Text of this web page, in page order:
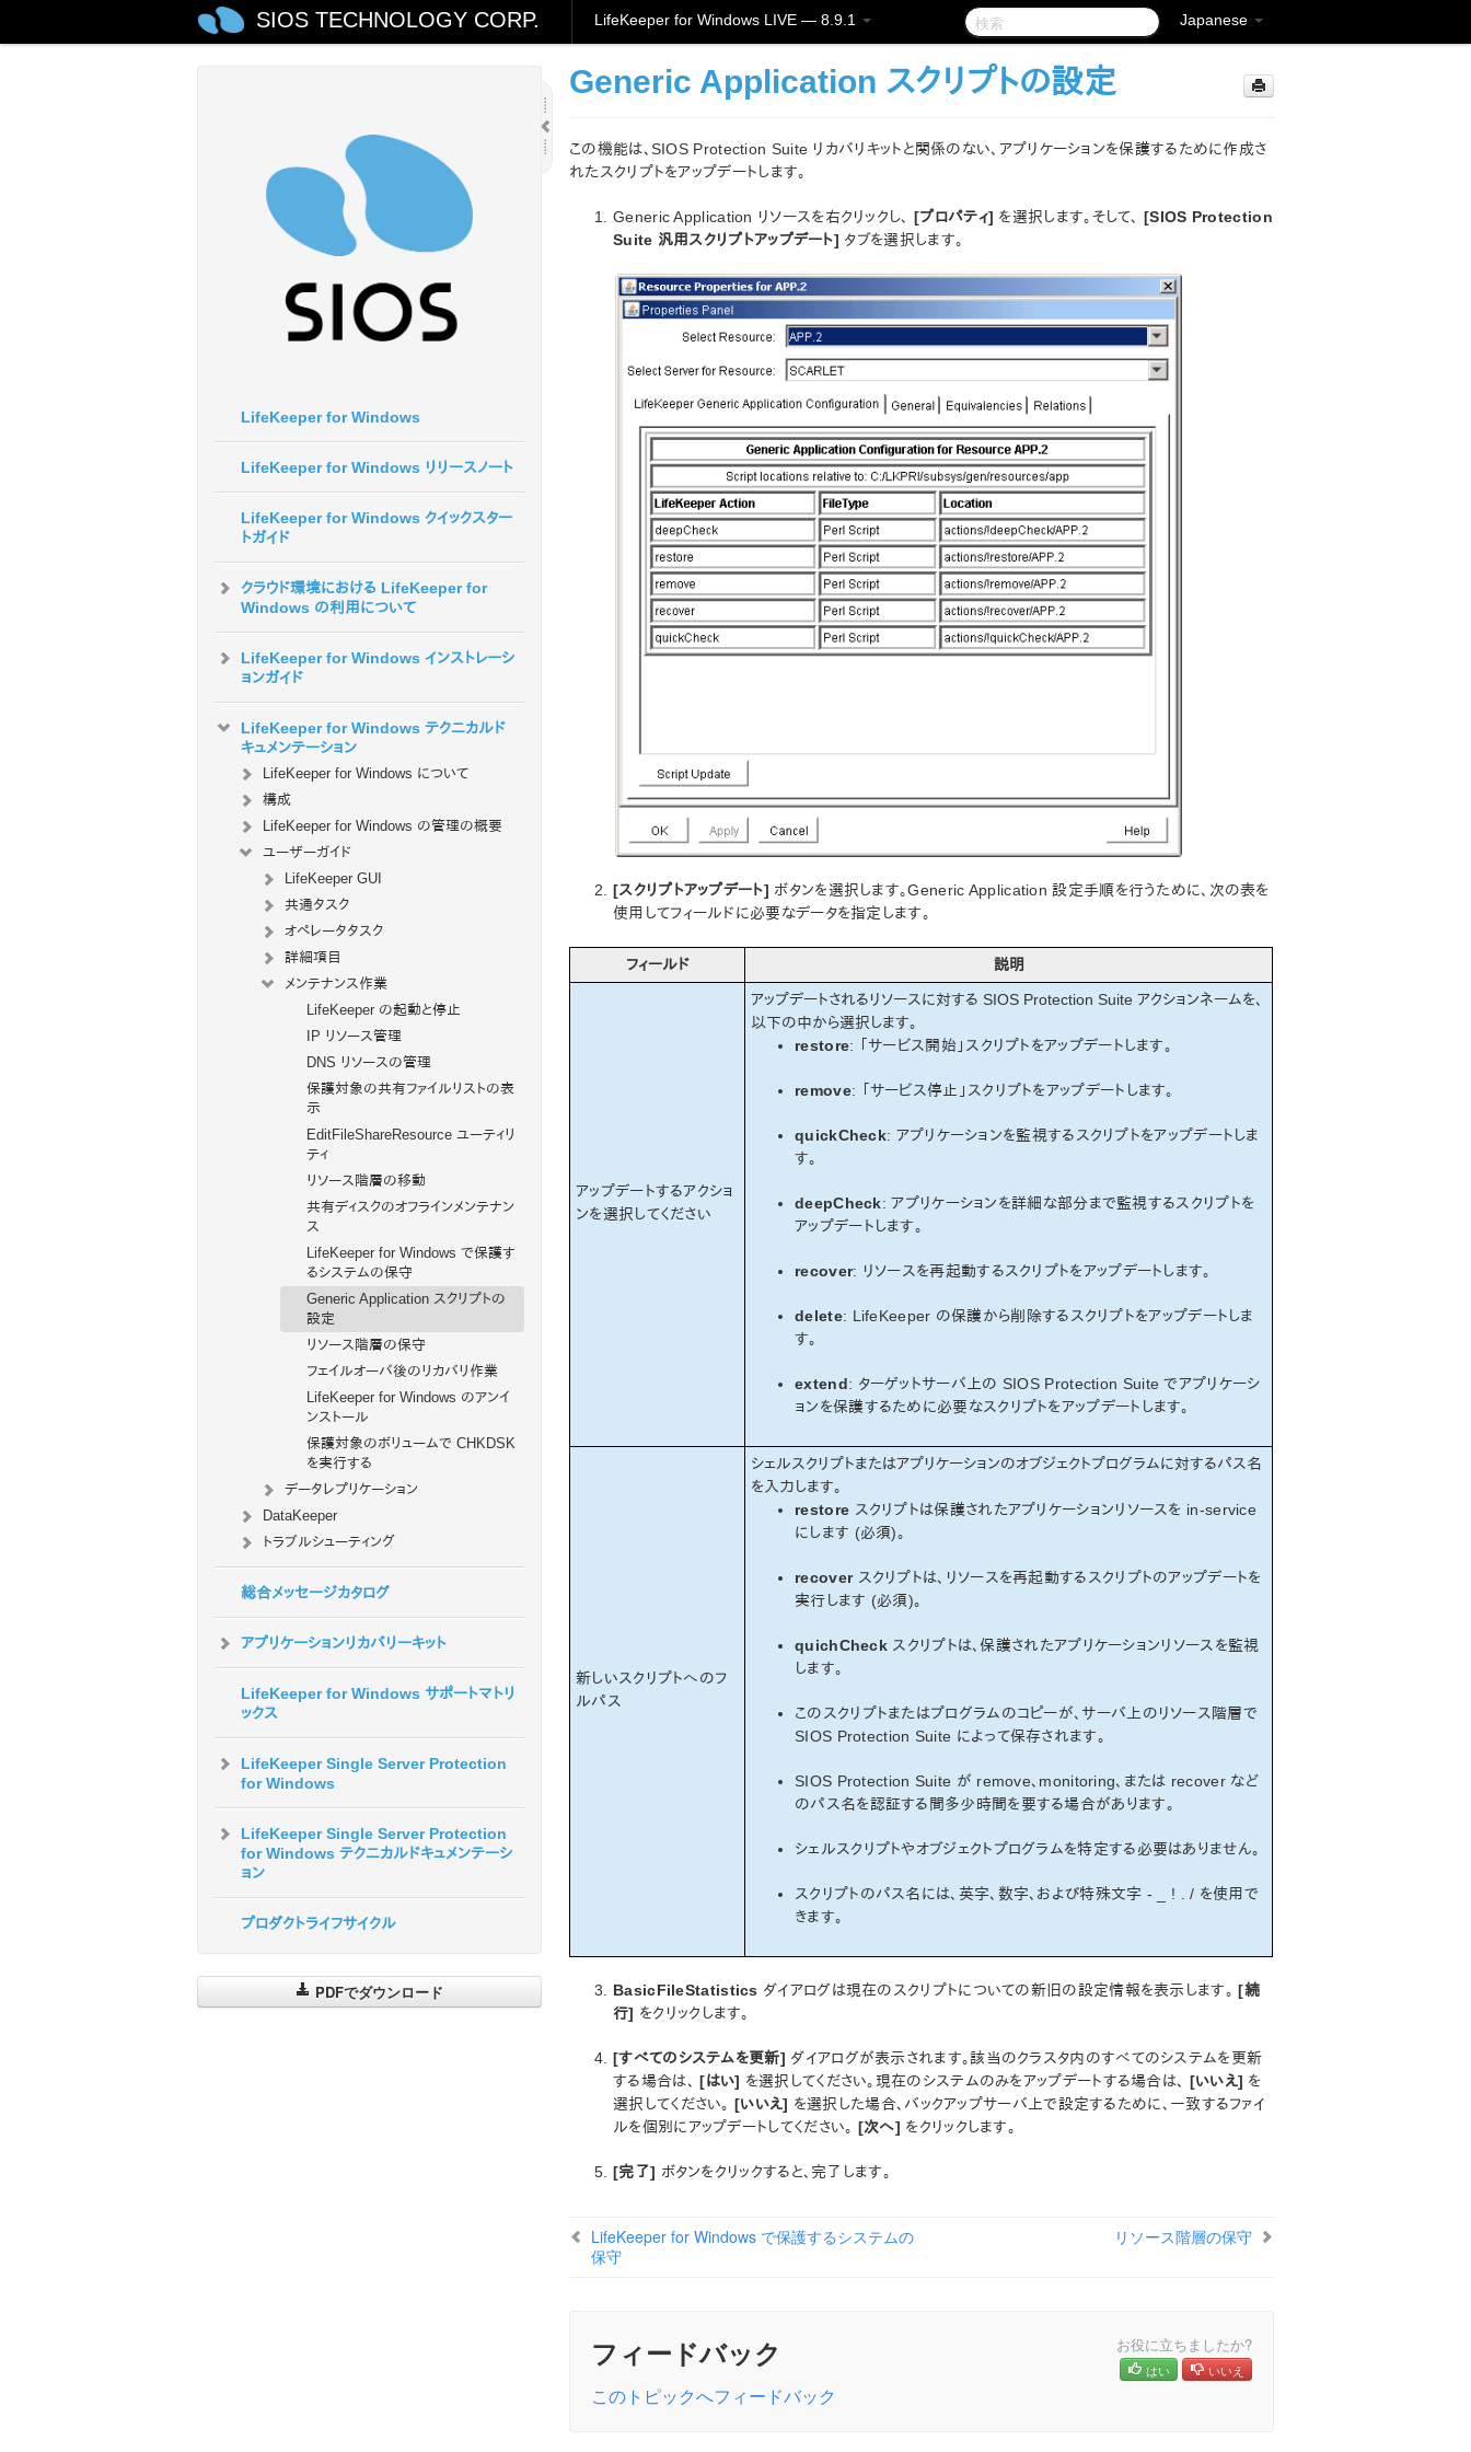
Japanese
SIOS TECHNOLOGY CORP. LifeKeeper for Windows LIVE — 8.9.1
LifeKeeper for Windows
LifeKeeper for Windows リリースノート
LifeKeeper for Windows クイックスター
トガイド
クラウド環境における LifeKeeper for
Windows の利用について
LifeKeeper for Windows インストレーシ
ョンガイド
LifeKeeper for Windows テクニカルド
キュメンテーション
LifeKeeper for Windows について
構成
LifeKeeper for Windows の管理の概要
ユーザーガイド
LifeKeeper GUI
共通タスク
オペレータタスク
詳細項目
メンテナンス作業
LifeKeeper の起動と停止
IP リソース管理
DNS リソースの管理
保護対象の共有ファイルリストの表
示
EditFileShareResource ユーティリ
ティ
リソース階層の移動
共有ディスクのオフラインメンテナン
ス
LifeKeeper for Windows で保護す
るシステムの保守
Generic Application スクリプトの
設定
リソース階層の保守
フェイルオーバ後のリカバリ作業
LifeKeeper for Windows のアンイ
ンストール
保護対象のボリュームで CHKDSK
を実行する
データレプリケーション
DataKeeper
トラブルシューティング
総合メッセージカタログ
アプリケーションリカバリーキット
LifeKeeper for Windows サポートマトリ
ックス
LifeKeeper Single Server Protection
for Windows
LifeKeeper Single Server Protection
for Windows テクニカルドキュメンテーシ
ョン
プロダクトライフサイクル
PDFでダウンロード
Generic Application スクリプトの設定
この機能は、SIOS Protection Suite リカバリキットと関係のない、アプリケーションを保護するために作成さ
れたスクリプトをアップデートします。
Generic Application リソースを右クリックし、 [プロパティ] を選択します。そして、[SIOS Protection
Suite 汎用スクリプトアップデート] タブを選択します。
[スクリプトアップデート] ボタンを選択します。Generic Application 設定手順を行うために、次の表を
使用してフィールドに必要なデータを指定します。
フィールド 説明
アップデートするアクショ
ンを選択してください
アップデートされるリソースに対する SIOS Protection Suite アクションネームを、
以下の中から選択します。
restore: 「サービス開始」スクリプトをアップデートします。
remove: 「サービス停止」スクリプトをアップデートします。
quickCheck: アプリケーションを監視するスクリプトをアップデートしま
す。
deepCheck: アプリケーションを詳細な部分まで監視するスクリプトを
アップデートします。
recover: リソースを再起動するスクリプトをアップデートします。
delete: LifeKeeper の保護から削除するスクリプトをアップデートしま
す。
extend: ターゲットサーバ上の SIOS Protection Suite でアプリケーシ
ョンを保護するために必要なスクリプトをアップデートします。
新しいスクリプトへのフ
ルパス
シェルスクリプトまたはアプリケーションのオブジェクトプログラムに対するパス名
を入力します。
restore スクリプトは保護されたアプリケーションリソースを in-service
にします (必須)。
recoverスクリプトは、リソースを再起動するスクリプトのアップデートを
実行します (必須)。
quichCheck スクリプトは、保護されたアプリケーションリソースを監視
します。
このスクリプトまたはプログラムのコピーが、サーバ上のリソース階層で
SIOS Protection Suite によって保存されます。
SIOS Protection Suite が remove、monitoring、または recover など
のパス名を認証する間多少時間を要する場合があります。
シェルスクリプトやオブジェクトプログラムを特定する必要はありません。
スクリプトのパス名には、英字、数字、および特殊文字 - _ ! . / を使用で
きます。
BasicFileStatistics ダイアログは現在のスクリプトについての新旧の設定情報を表示します。[続
行] をクリックします。
[すべてのシステムを更新] ダイアログが表示されます。該当のクラスタ内のすべてのシステムを更新
する場合は、[はい] を選択してください。現在のシステムのみをアップデートする場合は、 [いいえ] を
選択してください。[いいえ] を選択した場合、バックアップサーバ上で設定するために、一致するファイ
ルを個別にアップデートしてください。 [次へ] をクリックします。
[完了] ボタンをクリックすると、完了します。
LifeKeeper for Windows で保護するシステムの
保守
リソース階層の保守
フィードバック お役に立ちましたか?
はい いいえ
このトピックへフィードバック